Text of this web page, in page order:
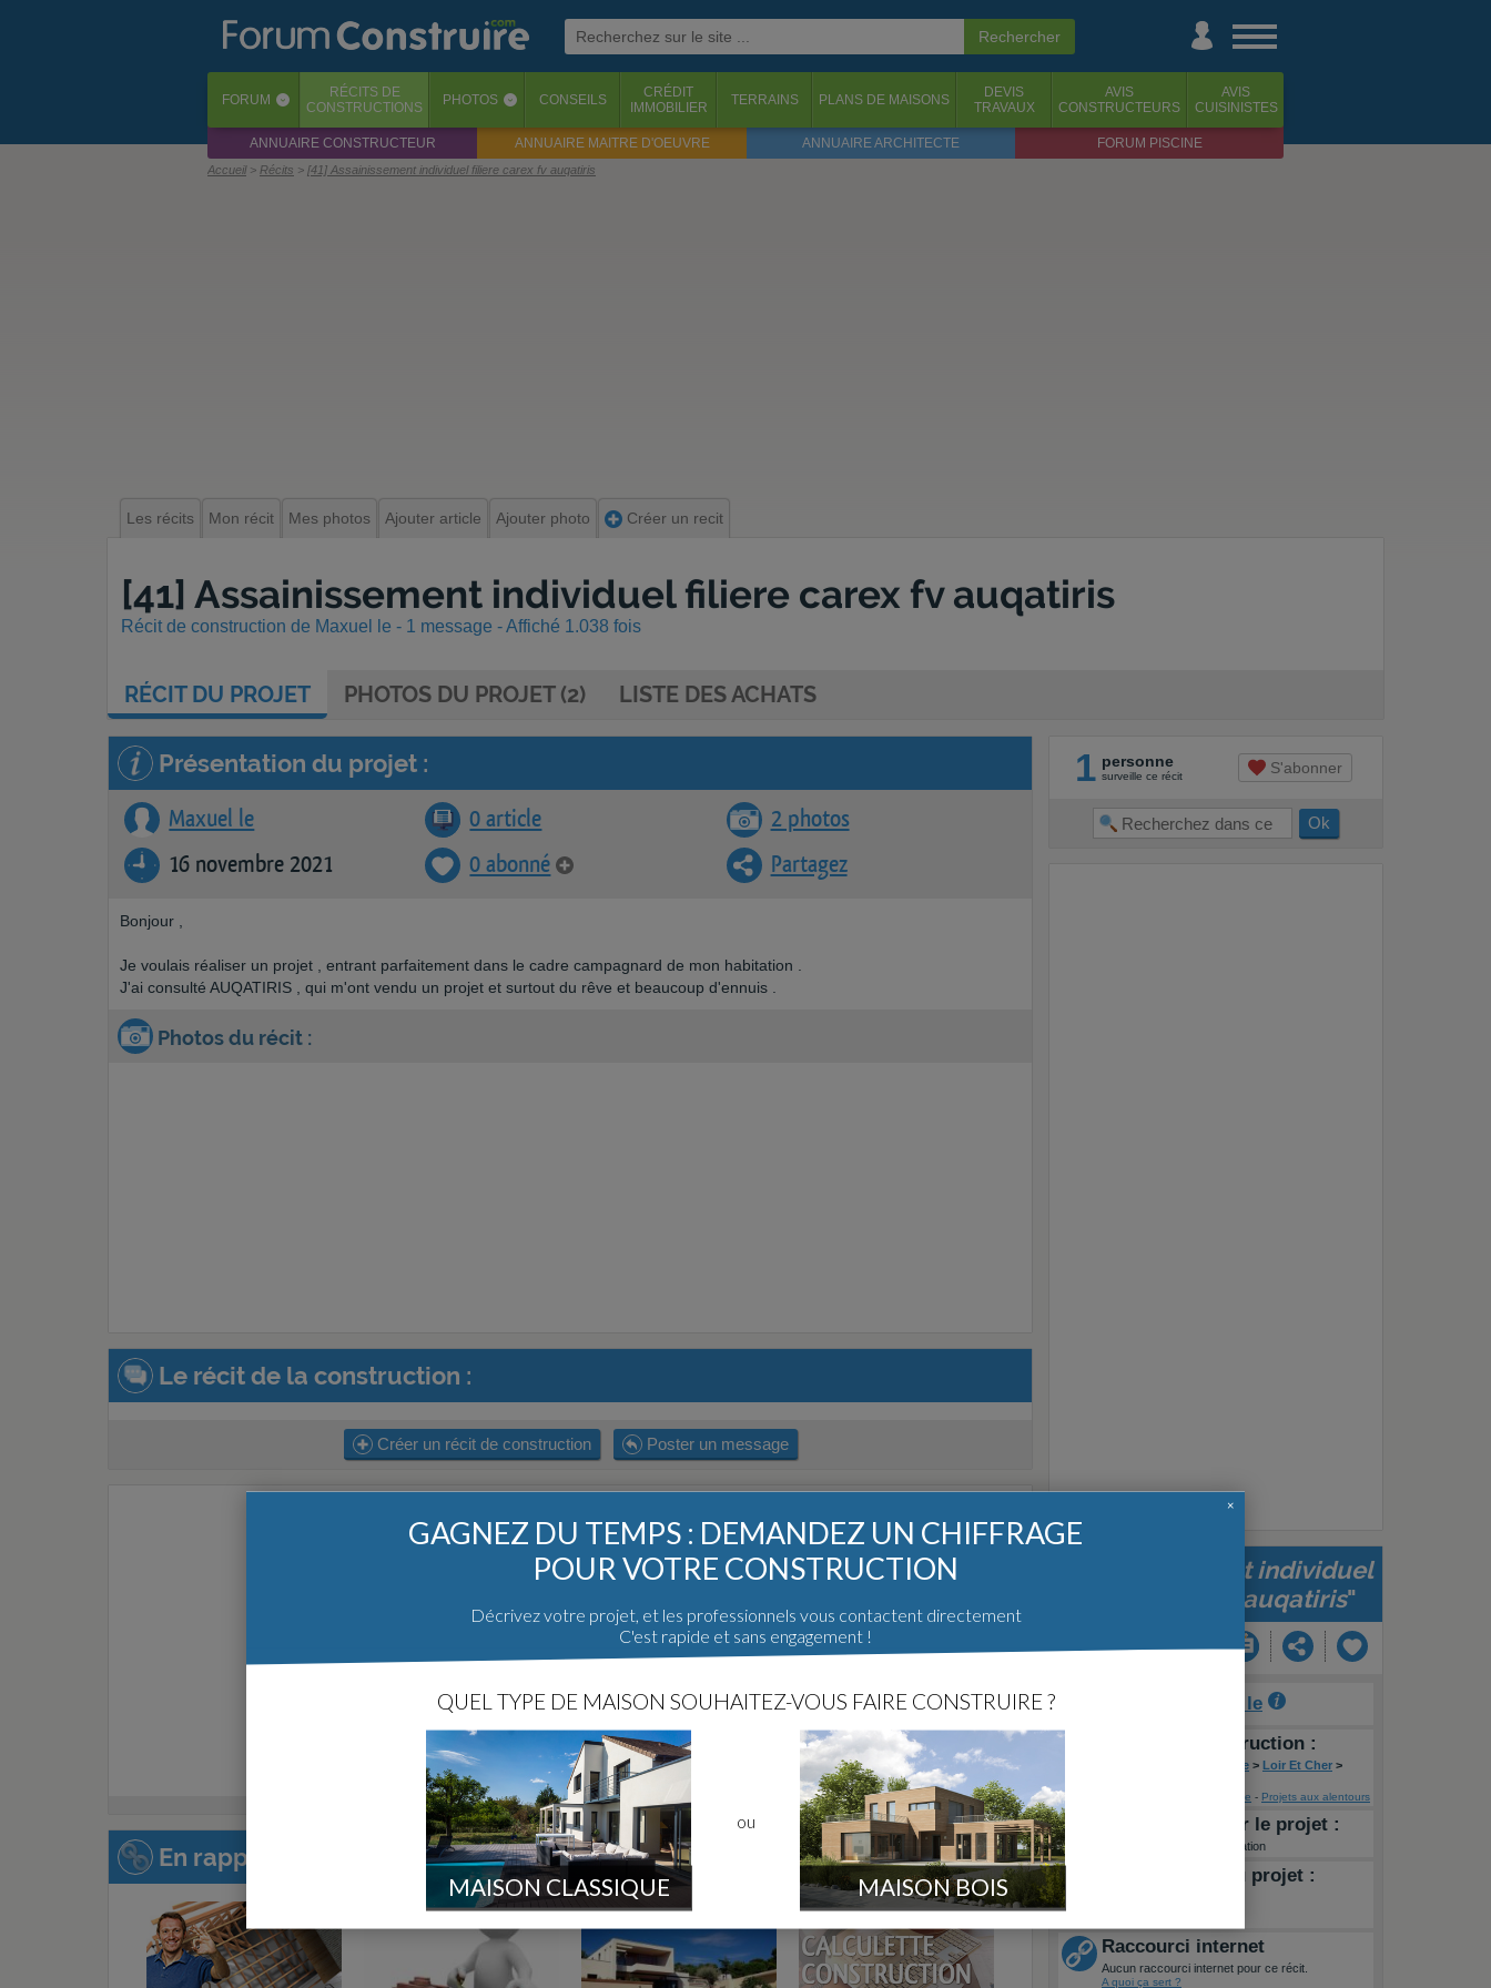
FORUM ‹ RÉCITS DE
CONSTRUCTIONS
PHOTOS ‹ CONSEILS
CRÉDIT
IMMOBILIER
TERRAINS PLANS DE MAISONS
DEVIS
TRAVAUX
AVIS
CONSTRUCTEURS
AVIS
CUISINISTES
ANNUAIRE CONSTRUCTEUR ANNUAIRE MAITRE D'OEUVRE ANNUAIRE ARCHITECTE FORUM PISCINE
Accueil Récits [41] Assainissement individuel filiere carex fv auqatiris
Les récits Mon récit Mes photos Ajouter article Ajouter photo Créer un recit
[41] Assainissement individuel filiere carex fv auqatiris
Récit de construction de Maxuel le - 1 message - Affiché 1.038 fois
RÉCITDU PROJET PHOTOS DU PROJET (2) LISTE DES ACHATS
Présentation du projet :
Maxuel le 0 article
2 photos
16 novembre 2021
0 abonné Partagez
Bonjour ,
Je voulais réaliser un projet , entrant parfaitement dans le cadre campagnard de mon habitation .
J'ai consulté AUQATIRIS , qui m'ont vendu un projet et surtout du rêve et beaucoup d'ennuis .
Photos du récit :
Le récit de la construction :
Créer un récit de construction Poster un message
En rapport avec cette page :
1 personne
surveille ce récit S'abonner
Assainissement individuel
filiere carex fv auqatiris"
Maxuel le
Lieu de la construction :
Centre - Val de Loire > Loir Et Cher >
Voir sur une carte - Projets aux alentours
Informations sur le projet :
Rénovation
Constructeur du projet :
Raccourci internet
Aucun raccourci internet pour ce récit.
A quoi ça sert ?
GAGNEZ DU TEMPS : DEMANDEZ UN CHIFFRAGE
POUR VOTRE CONSTRUCTION
Décrivez votre projet, et les professionnels vous contactent directement
C'est rapide et sans engagement !
QUEL TYPE DE MAISON SOUHAITEZ-VOUS FAIRE CONSTRUIRE ?
MAISON CLASSIQUE
ou
MAISON BOIS
×